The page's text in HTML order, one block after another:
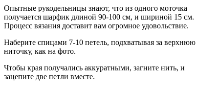
Опытные рукодельницы знают, что из одного моточка
получается шарфик длиной 90-100 см, и шириной 15 см.
Процесс вязания доставит вам огромное удовольствие.
Наберите спицами 7-10 петель, подхватывая за верхнюю
ниточку, как на фото.
Чтобы края получались аккуратными, загните нить, и
зацепите две петли вместе.